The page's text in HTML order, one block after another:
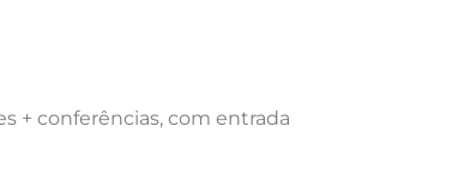
+ conferências, com entrada